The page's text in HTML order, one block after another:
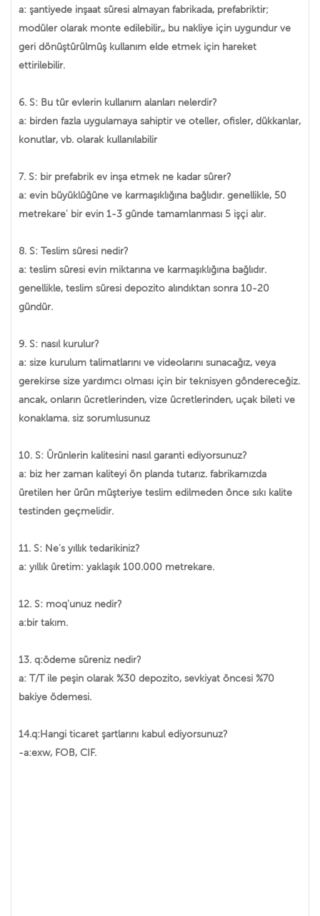
a: şantiyede inşaat süresi almayan fabrikada, prefabriktir;
modüler olarak monte edilebilir,, bu nakliye için uygundur ve
geri dönüştürülmüş kullanım elde etmek için hareket
ettirilebilir.
6. S: Bu tür evlerin kullanım alanları nelerdir?
a: birden fazla uygulamaya sahiptir ve oteller, ofisler, dükkanlar,
konutlar, vb. olarak kullanılabilir
7. S: bir prefabrik ev inşa etmek ne kadar sürer?
a: evin büyüklüğüne ve karmaşıklığına bağlıdır. genellikle, 50
metrekare' bir evin 1-3 günde tamamlanması 5 işçi alır.
8. S: Teslim süresi nedir?
a: teslim süresi evin miktarına ve karmaşıklığına bağlıdır.
genellikle, teslim süresi depozito alındıktan sonra 10-20
gündür.
9. S: nasıl kurulur?
a: size kurulum talimatlarını ve videolarını sunacağız, veya
gerekirse size yardımcı olması için bir teknisyen göndereceğiz.
ancak, onların ücretlerinden, vize ücretlerinden, uçak bileti ve
konaklama. siz sorumlusunuz
10. S: Ürünlerin kalitesini nasıl garanti ediyorsunuz?
a: biz her zaman kaliteyi ön planda tutarız. fabrikamızda
üretilen her ürün müşteriye teslim edilmeden önce sıkı kalite
testinden geçmelidir.
11. S: Ne's yıllık tedarikiniz?
a: yıllık üretim: yaklaşık 100.000 metrekare.
12. S: moq'unuz nedir?
a:bir takım.
13. q:ödeme süreniz nedir?
a: T/T ile peşin olarak %30 depozito, sevkiyat öncesi %70
bakiye ödemesi.
14.q:Hangi ticaret şartlarını kabul ediyorsunuz?
-a:exw, FOB, CIF.